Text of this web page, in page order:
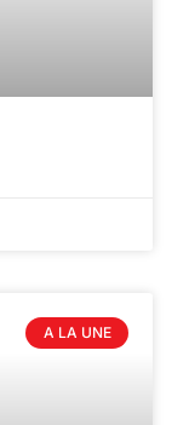
A LA UNE